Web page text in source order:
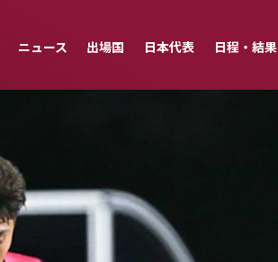
ニュース 出場国 日本代表 日程・結果